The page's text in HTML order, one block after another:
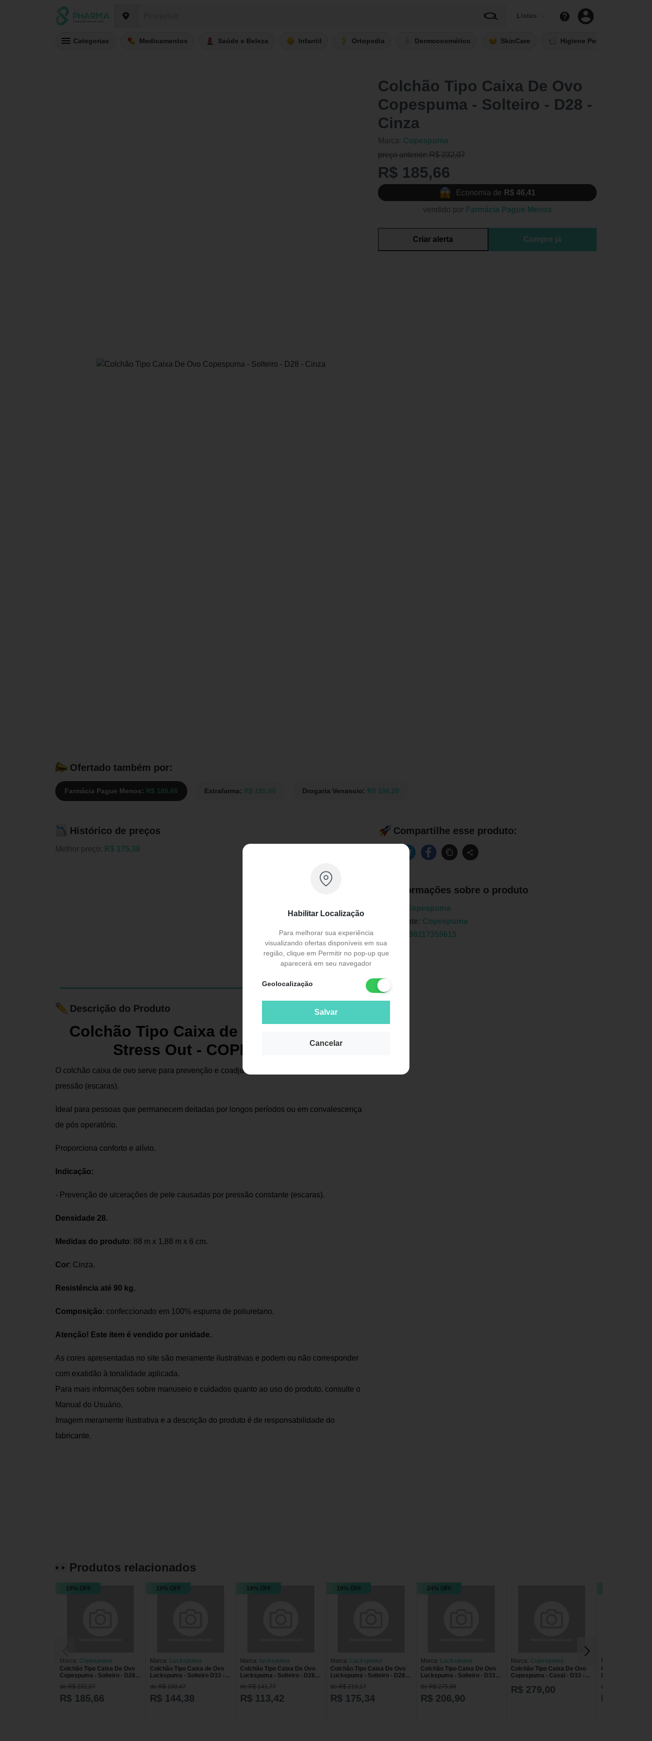
Listas
Categorias Medicamentos Saúde e Beleza Infantil Ortopedia Dermocosmético SkinCare Higiene Pessoal
Habilitar Localização
Para melhorar sua experiência
visualizando ofertas disponíveis em sua
região, clique em Permitir no pop-up que
aparecerá em seu navegador
Geolocalização
Salvar
Cancelar
Colchão Tipo Caixa De Ovo
Copespuma - Solteiro - D28 -
Cinza
Marca: Copespuma
preço anterior: R$ 232,07
R$ 185,66
Economia de R$ 46,41
vendido por Farmácia Pague Menos
Criar alerta Compre já
Ofertado também por:
Farmácia Pague Menos: R$ 185,66 Extrafarma: R$ 185,66 Drogaria Venancio: R$ 186,20
Histórico de preços
Melhor preço: R$ 175,38
Descrição do Produto
Colchão Tipo Caixa de Ovo - Solteiro
Stress Out - COPESPUMA
O colchão caixa de ovo serve para prevenção e coadjuvante no tratamento da úlcera de
pressão (escaras).
Ideal para pessoas que permanecem deitadas por longos períodos ou em convalescença
de pós operatório.
Proporciona conforto e alívio.
Indicação:
- Prevenção de ulcerações de pele causadas por pressão constante (escaras).
Densidade 28.
Medidas do produto: 88 m x 1,88 m x 6 cm.
Cor: Cinza.
Resistência até 90 kg.
Composição: confeccionado em 100% espuma de poliuretano.
Atenção! Este item é vendido por unidade.
As cores apresentadas no site são meramente ilustrativas e podem ou não corresponder
com exatidão à tonalidade aplicada.
Para mais informações sobre manuseio e cuidados quanto ao uso do produto, consulte o
Manual do Usuário.
Imagem meramente ilustrativa e a descrição do produto é de responsabilidade do
fabricante.
Compartilhe esse produto:
Informações sobre o produto
Copespuma
Fabricante: Copespuma
7898117359615
Produtos relacionados
19% OFF
Marca: Copespuma
Colchão Tipo Caixa De Ovo
Copespuma - Solteiro - D28 -
Cinza
de R$ 232,07
R$ 185,66
19% OFF
Marca: Luckspuma
Colchão Tipo Caixa de Ovo
Luckspuma - Solteiro D33 -
Cinza
de R$ 180,47
R$ 144,38
19% OFF
Marca: luckspuma
Colchão Tipo Caixa De Ovo
Luckspuma - Solteiro - D28 -
Verde
de R$ 141,77
R$ 113,42
19% OFF
Marca: Luckspuma
Colchão Tipo Caixa De Ovo
Luckspuma - Solteiro - D28 -
de R$ 219,17
R$ 175,34
24% OFF
Marca: Luckspuma
Colchão Tipo Caixa De Ovo
Luckspuma - Solteiro - D33 -
Verde
de R$ 275,86
R$ 206,90
Marca: Copespuma
Colchão Tipo Caixa De Ovo
Copespuma - Casal - D33 -
R$ 279,00
Marca:
Colchão Tipo
de R$ 380,55
R$ 304,44